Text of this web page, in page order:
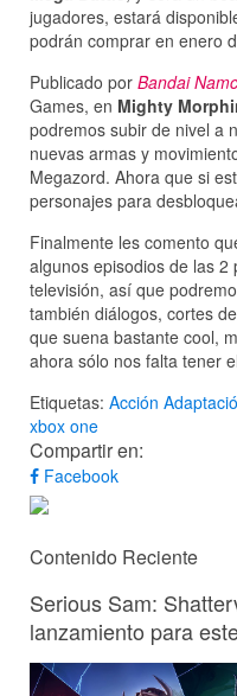
jugadores, estará
podrán comprar en enero
Publicado por Bandai
Games, en Mighty
podremos subir de nivel a
nuevas armas y
Megazord. Ahora que si
personajes para
Finalmente les comento
algunos episodios de las
televisión, así que
también diálogos, cortes
que suena bastante cool,
ahora sólo nos falta tener
Etiquetas: Acción
xbox one
Compartir en:
Facebook
Contenido Reciente
Serious Sam:
lanzamiento para